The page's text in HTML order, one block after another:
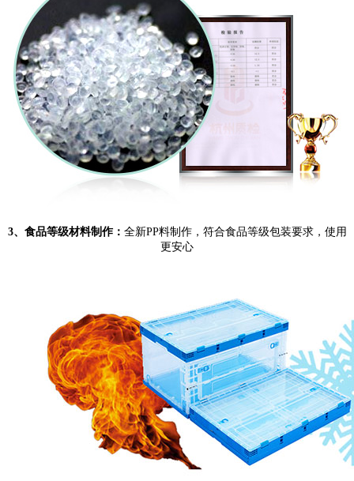
3、食品等级材料制作： 全新PP料制作，符合食品等级包装要求，使用
更安心